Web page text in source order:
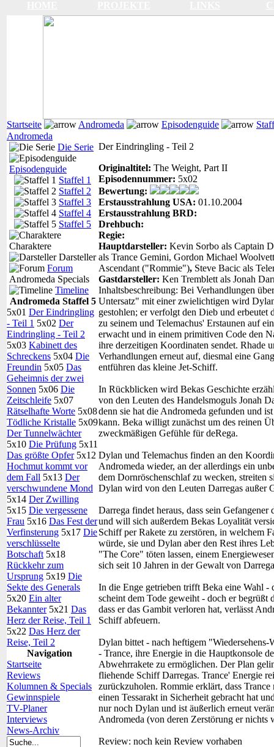
Startseite Andromeda Episodenguide
Andromeda
Die Serie
Episodenguide
Staffel 1
Staffel 2
Staffel 3
Staffel 4
Staffel 5
Charaktere
Darsteller
Forum
Andromeda Specials
Timeline
Andromeda Staffel 5
5x01 Der Eindringling
- Teil 1 5x02 Der
Eindringling - Teil 2
5x03 Kabinett des
Schreckens 5x04 Die
Freundin 5x05 Das
Geheimnis der zwei
Sonnen 5x06 Die
Zeitschleife 5x07
Rätselhafte Worte 5x08
Tödliche Kristalle 5x09
Der Tunnelwächter
5x10 Die Prüfung 5x11
Das größte Opfer5x12
Hochmut kommt vor
dem Fall 5x13 Der
verschwundene Mond
5x14 Der Zwilling
5x15 Die vergessene
Frau 5x16 Das Fest der
Verfinsterung 5x17 Die
verschlüsselte
Botschaft 5x18
Rückkehr zum
Ursprung 5x19 Die
Sekte des Generals
5x20 Ein alter
Bekannter5x21 Das
Herz der Reise, Teil 1
5x22 Das Herz der
Reise, Teil 2
Navigation
Startseite
Reviews
Kolumnen & Specials
Gewinnspiele
TV-Planer
Interviews
News-Archiv
Der Eindringling - Teil 2
Originaltitel: The Weight, Part II
Episodennummer: 5x02
Bewertung:
Erstausstrahlung USA: 01.10.2004
Erstausstrahlung BRD:
Drehbuch:
Regie:
Hauptdarsteller: Kevin Sorbo als Captain
als Trance Gemini, Gordon Michael
Ascendant ("Rommie"), Steve Bacic als
Gastdarsteller: Ken Tremblett als Jonah
Inhaltsbeschreibung: Bei Verhandlungen
Untersatz" mit einer zwielichtigen wird
gestohlen; er verfolgt den Dieb und erbeutet
zu seinem und Telemachus' Erstaunen auf
erwacht und in einem primitiven Code den
ihre derzeitigen Koordinaten sendet. Rhade
Verhandlungen erneut auf, diesmal eine
entführen das kleine Jet-Schiff.
In Rückblicken wird Bekas Geschichte
von den Leuten des Handelsmoguls Jonah
denn sie hat die Andromeda gefunden und
kann. Beka willigt zunächst um des reinen
zweckmäßigen Gefühle für deRega.
Dylan und Telemachus finden an den
Andromeda wieder, an der allerdings ein
dem Dornröschenschlaf zu wecken, streiten
Dylan wird von den Leuten Darregas außer
Darrega findet heraus, dass sein
und will sich außerdem Bekas Loyalität
Schiff per Rakete zu zerstören, in welchem
würde, sie und Dylan aber den Rest ihres
"The Core" töten lassen, einem
sich seit 10 Jahren in der Gewalt von
In die Enge getrieben trifft Beka eine Wahl
scheint dem Tode geweiht - doch er
dass er das Gambit verloren hat, verlässt
Schiff abfeuern.
Dylan bittet - nach heftigem
- Trance, ihre Energie in die Hauptkonsole
Abwehrrakete zu ermöglichen. Der Plan
fliehende Schiff Darregas. Trance' Energie
zurückzuholen. Rommie erklärt, dass
einen Tessarakt in Sicherheit gebracht hat
nur noch Dylan und ist äußerlich erneut
Andromeda (von deren Zerstörung er
Review: noch kein Review vorhaben